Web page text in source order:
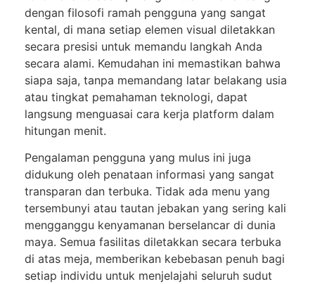
dengan filosofi ramah pengguna yang sangat
kental, di mana setiap elemen visual diletakkan
secara presisi untuk memandu langkah Anda
secara alami. Kemudahan ini memastikan bahwa
siapa saja, tanpa memandang latar belakang usia
atau tingkat pemahaman teknologi, dapat
langsung menguasai cara kerja platform dalam
hitungan menit.
Pengalaman pengguna yang mulus ini juga
didukung oleh penataan informasi yang sangat
transparan dan terbuka. Tidak ada menu yang
tersembunyi atau tautan jebakan yang sering kali
mengganggu kenyamanan berselancar di dunia
maya. Semua fasilitas diletakkan secara terbuka
di atas meja, memberikan kebebasan penuh bagi
setiap individu untuk menjelajahi seluruh sudut